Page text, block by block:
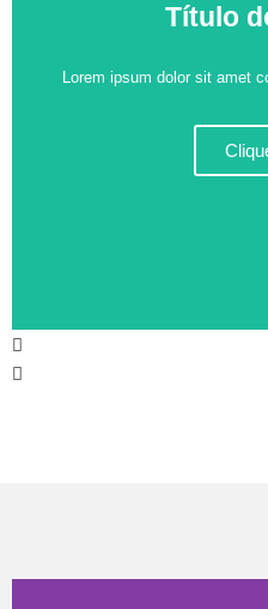
Título
Lorem ipsum dolor sit amet